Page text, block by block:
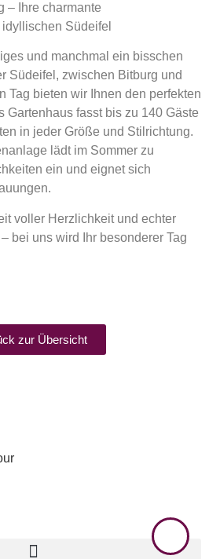
– Ihre charmante
Südeifel
und manchmal ein bisschen
Südeifel, zwischen Bitburg und
Tag bieten wir Ihnen den perfekten
Gartenhaus fasst bis zu 140 Gäste
in jeder Größe und Stilrichtung.
lädt im Sommer zu
ein und eignet sich
voller Herzlichkeit und echter
bei uns wird Ihr besonderer Tag
zur Übersicht